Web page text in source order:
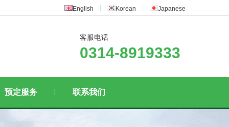
English Korean Japanese
客服电话
0314-8919333
预定服务 联系我们